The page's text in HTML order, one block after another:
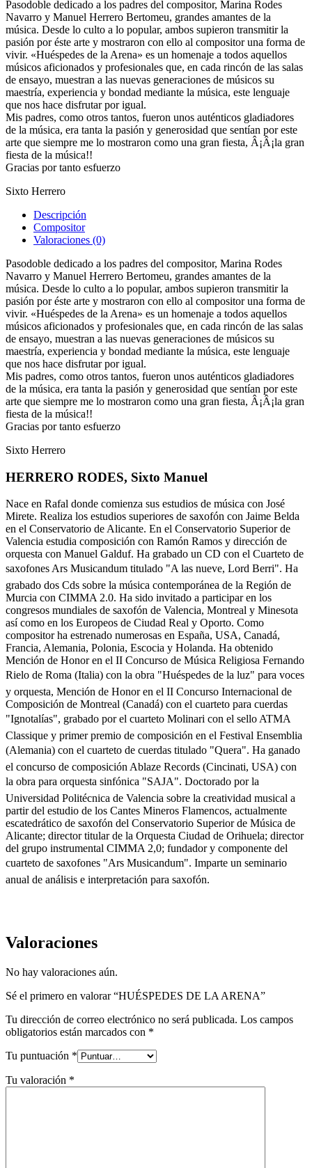
Pasodoble dedicado a los padres del compositor, Marina Rodes
Navarro y Manuel Herrero Bertomeu, grandes amantes de la
música. Desde lo culto a lo popular, ambos supieron transmitir la
pasión por éste arte y mostraron con ello al compositor una forma de
vivir. «Huéspedes de la Arena» es un homenaje a todos aquellos
músicos aficionados y profesionales que, en cada rincón de las salas
de ensayo, muestran a las nuevas generaciones de músicos su
maestría, experiencia y bondad mediante la música, este lenguaje
que nos hace disfrutar por igual.
Mis padres, como otros tantos, fueron unos auténticos gladiadores
de la música, era tanta la pasión y generosidad que sentían por este
arte que siempre me lo mostraron como una gran fiesta, Â¡Â¡la gran
fiesta de la música!!
Gracias por tanto esfuerzo
Sixto Herrero
Descripción
Compositor
Valoraciones (0)
Pasodoble dedicado a los padres del compositor, Marina Rodes
Navarro y Manuel Herrero Bertomeu, grandes amantes de la
música. Desde lo culto a lo popular, ambos supieron transmitir la
pasión por éste arte y mostraron con ello al compositor una forma de
vivir. «Huéspedes de la Arena» es un homenaje a todos aquellos
músicos aficionados y profesionales que, en cada rincón de las salas
de ensayo, muestran a las nuevas generaciones de músicos su
maestría, experiencia y bondad mediante la música, este lenguaje
que nos hace disfrutar por igual.
Mis padres, como otros tantos, fueron unos auténticos gladiadores
de la música, era tanta la pasión y generosidad que sentían por este
arte que siempre me lo mostraron como una gran fiesta, Â¡Â¡la gran
fiesta de la música!!
Gracias por tanto esfuerzo
Sixto Herrero
HERRERO RODES, Sixto Manuel
Nace en Rafal donde comienza sus estudios de música con José
Mirete. Realiza los estudios superiores de saxofón con Jaime Belda
en el Conservatorio de Alicante. En el Conservatorio Superior de
Valencia estudia composición con Ramón Ramos y dirección de
orquesta con Manuel Galduf. Ha grabado un CD con el Cuarteto de
saxofones Ars Musicandum titulado "A las nueve, Lord Berri". Ha
grabado dos Cds sobre la música contemporánea de la Región de
Murcia con CIMMA 2.0. Ha sido invitado a participar en los
congresos mundiales de saxofón de Valencia, Montreal y Minesota
así como en los Europeos de Ciudad Real y Oporto. Como
compositor ha estrenado numerosas en España, USA, Canadá,
Francia, Alemania, Polonia, Escocia y Holanda. Ha obtenido
Mención de Honor en el II Concurso de Música Religiosa Fernando
Rielo de Roma (Italia) con la obra "Huéspedes de la luz" para voces
y orquesta, Mención de Honor en el II Concurso Internacional de
Composición de Montreal (Canadá) con el cuarteto para cuerdas
"Ignotalías", grabado por el cuarteto Molinari con el sello ATMA
Classique y primer premio de composición en el Festival Ensemblia
(Alemania) con el cuarteto de cuerdas titulado "Quera". Ha ganado
el concurso de composición Ablaze Records (Cincinati, USA) con
la obra para orquesta sinfónica "SAJA". Doctorado por la
Universidad Politécnica de Valencia sobre la creatividad musical a
partir del estudio de los Cantes Mineros Flamencos, actualmente
escatedrático de saxofón del Conservatorio Superior de Música de
Alicante; director titular de la Orquesta Ciudad de Orihuela; director
del grupo instrumental CIMMA 2,0; fundador y componente del
cuarteto de saxofones "Ars Musicandum". Imparte un seminario
anual de análisis e interpretación para saxofón.
Valoraciones
No hay valoraciones aún.
Sé el primero en valorar “HUÉSPEDES DE LA ARENA”
Tu dirección de correo electrónico no será publicada. Los campos
obligatorios están marcados con *
Tu puntuación *
Tu valoración *